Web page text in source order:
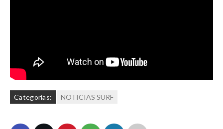
Categorías: NOTICIAS SURF